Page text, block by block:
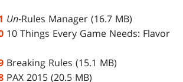
Un-Rules Manager (16.7 MB)
10 Things Every Game Needs: Flavor
Breaking Rules (15.1 MB)
PAX 2015 (20.5 MB)